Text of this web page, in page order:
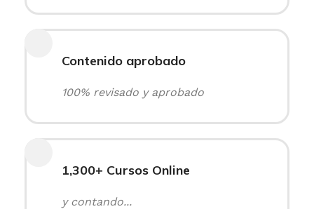
Contenido aprobado
100% revisado y aprobado
1,300+ Cursos Online
y contando...